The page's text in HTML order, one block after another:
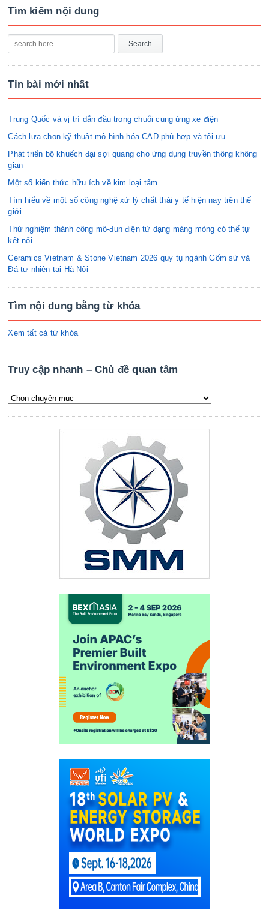
Tìm kiếm nội dung
Tin bài mới nhất
Trung Quốc và vị trí dẫn đầu trong chuỗi cung ứng xe điện
Cách lựa chọn kỹ thuật mô hình hóa CAD phù hợp và tối ưu
Phát triển bộ khuếch đại sợi quang cho ứng dụng truyền thông không
gian
Một số kiến thức hữu ích về kim loại tấm
Tìm hiểu về một số công nghệ xử lý chất thải y tế hiện nay trên thế
giới
Thử nghiệm thành công mô-đun điện tử dạng màng mỏng có thể tự
kết nối
Ceramics Vietnam & Stone Vietnam 2026 quy tụ ngành Gốm sứ và
Đá tự nhiên tại Hà Nội
Tìm nội dung bằng từ khóa
Xem tất cả từ khóa
Truy cập nhanh – Chủ đề quan tâm